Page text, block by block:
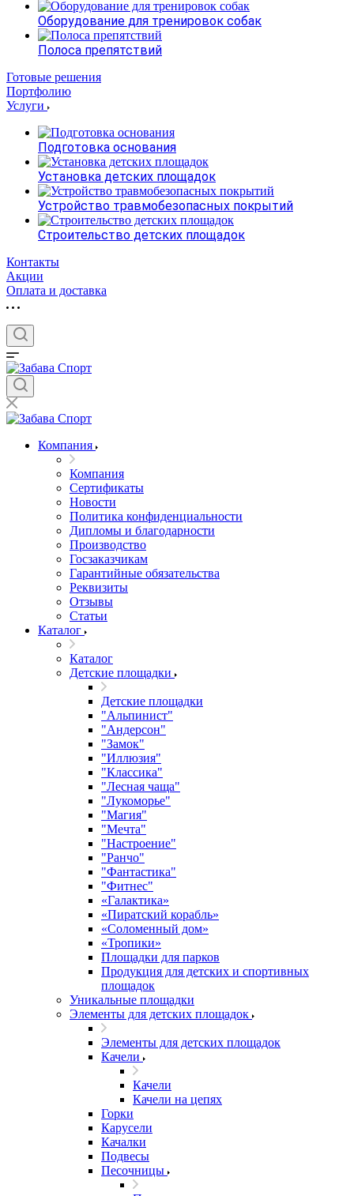
Оборудование для тренировок собак
Полоса препятствий
Готовые решения
Портфолию
Услуги
Подготовка основания
Установка детских площадок
Устройство травмобезопасных покрытий
Строительство детских площадок
Контакты
Акции
Оплата и доставка
Компания
Компания
Сертификаты
Новости
Политика конфиденциальности
Дипломы и благодарности
Производство
Госзаказчикам
Гарантийные обязательства
Реквизиты
Отзывы
Статьи
Каталог
Каталог
Детские площадки
Детские площадки
"Альпинист"
"Андерсон"
"Замок"
"Иллюзия"
"Классика"
"Лесная чаща"
"Лукоморье"
"Магия"
"Мечта"
"Настроение"
"Ранчо"
"Фантастика"
"Фитнес"
«Галактика»
«Пиратский корабль»
«Соломенный дом»
«Тропики»
Площадки для парков
Продукция для детских и спортивных
площадок
Уникальные площадки
Элементы для детских площадок
Элементы для детских площадок
Качели
Качели
Качели на цепях
Горки
Карусели
Качалки
Подвесы
Песочницы